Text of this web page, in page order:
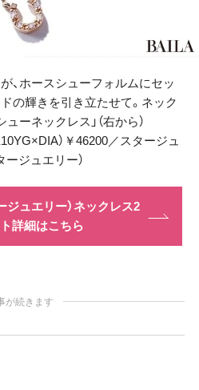
、ホースシューフォルムにセッ
の輝きを引き立たせて。ネック
ーネックレス」（右から）
）￥46200／スタージュ
ジュエリー）
ジュエリー）ネックレス2
詳細はこちら
が続きます